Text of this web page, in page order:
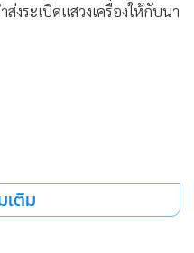
ระเบิดแสวงเครื่องให้กับนา
เติม